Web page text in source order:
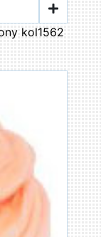
kol1562